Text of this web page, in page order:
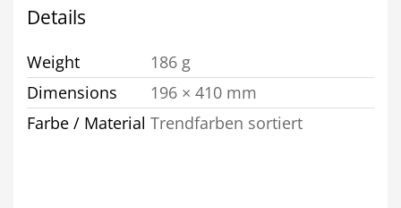
Details
Weight
186 g
Dimensions
196 × 410 mm
Farbe / Material Trendfarben sortiert